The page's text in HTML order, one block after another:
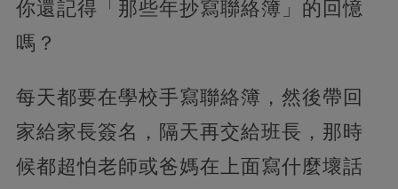
你還記得「那些年抄寫聯絡簿」的回憶
嗎？
每天都要在學校手寫聯絡簿，然後帶回
家給家長簽名，隔天再交給班長，那時
候都超怕老師或爸媽在上面寫什麼壞話